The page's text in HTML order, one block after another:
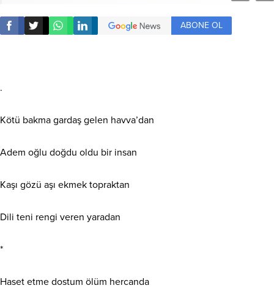
ABONE OL
.
Kötü bakma gardaş gelen havva’dan
Adem oğlu doğdu oldu bir insan
Kaşı gözü aşı ekmek topraktan
Dili teni rengi veren yaradan
*
Haset etme dostum ölüm hercanda